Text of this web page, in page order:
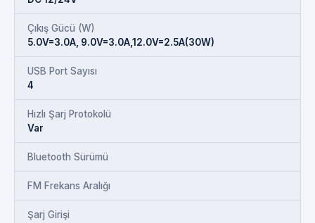
Çıkış Gücü (W)
5.0V=3.0A, 9.0V=3.0A,12.0V=2.5A(30W)
USB Port Sayısı
4
Hızlı Şarj Protokolü
Var
Bluetooth Sürümü
FM Frekans Aralığı
Şarj Girişi